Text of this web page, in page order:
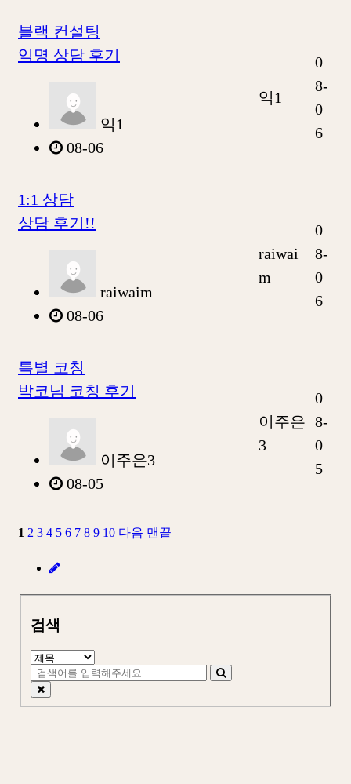
블랙 컨설팅
익명 상담 후기
익1
08-06
익1
0
8-
0
6
1:1 상담
상담 후기!!
raiwaim
08-06
raiwai
m
0
8-
0
6
특별 코칭
박코님 코칭 후기
이주은3
08-05
이주은
3
0
8-
0
5
1 2 3 4 5 6 7 8 9 10 다음 맨끝
검색